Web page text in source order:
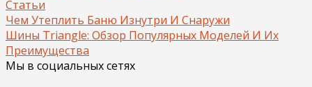
Статьи
Чем Утеплить Баню Изнутри И Снаружи
Шины Triangle: Обзор Популярных Моделей И Их
Преимущества
Мы в социальных сетях